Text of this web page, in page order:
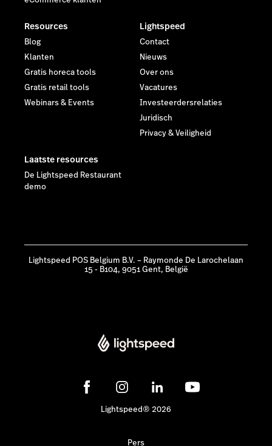
Resources
Blog
Klanten
Gratis horeca tools
Gratis retail tools
Webinars & Events
Lightspeed
Contact
Nieuws
Over ons
Vacatures
Investeerdersrelaties
Juridisch
Privacy & Veiligheid
Laatste resources
De Lightspeed Restaurant
demo
Lightspeed POS Belgium B.V. – Raymonde De Larochelaan
15 - B104, 9051 Gent, België
Lightspeed® 2026
Pers